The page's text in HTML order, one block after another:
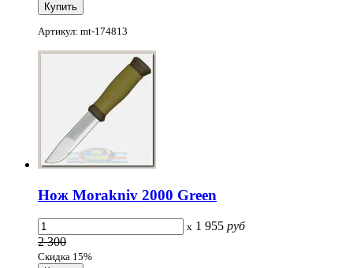
Артикул: mt-174813
Нож Morakniv 2000 Green
x 1 955 руб
2 300
Скидка 15%